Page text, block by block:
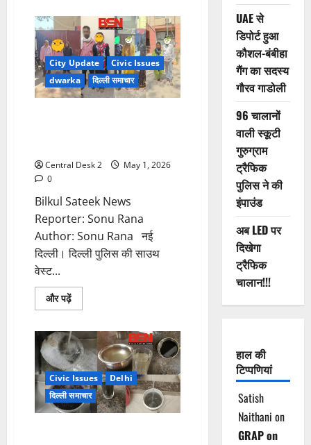
तस्कर
गिरोह
भंडाफोड़,
गोगी
गैंग
के
पांच
बदमाश
City Update
Civic Issues
dwarka
दिल्ली समाचार
Central Desk 2
May 1, 2026
0
Bilkul Sateek News
Reporter: Sonu Rana
Author: Sonu Rana नई
दिल्ली। दिल्ली पुलिस की साउथ
वेस्ट...
और पढ़ेंRead
more
बच्चों
समेत
194
को
साउथ
वेस्ट
थाना
पुलिस
ने
Civic Issues
Delhi
दिल्ली समाचार
UAE से
डिपोर्ट हुआ
कौशल-बंबीहा
गैंग का सदस्य
गौरव गाडोली
96 चालानों
वाली स्कूटी
गुरुग्राम
ट्रैफिक
पुलिस ने की
इंपाउंड
अब LED पर
दिखेगा
ट्रैफिक
चालान!!!
हाल की
टिप्पणियां
Satish
Naithani on
GRAP on